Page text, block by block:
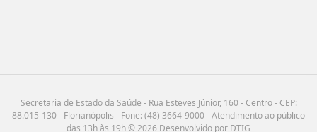
Secretaria de Estado da Saúde - Rua Esteves Júnior, 160 - Centro - CEP:
88.015-130 - Florianópolis - Fone: (48) 3664-9000 - Atendimento ao público
das 13h às 19h © 2026 Desenvolvido por DTIG